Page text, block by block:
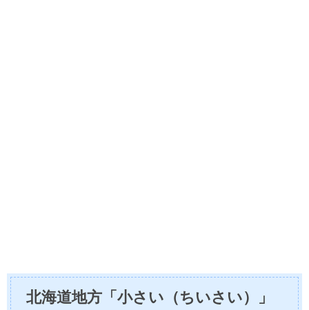
北海道地方「小さい（ちいさい）」